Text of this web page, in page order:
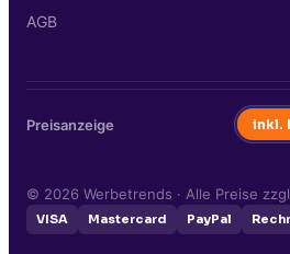
AGB
Preisanzeige inkl.
© 2026 Werbetrends · Alle Preise
VISA Mastercard PayPal